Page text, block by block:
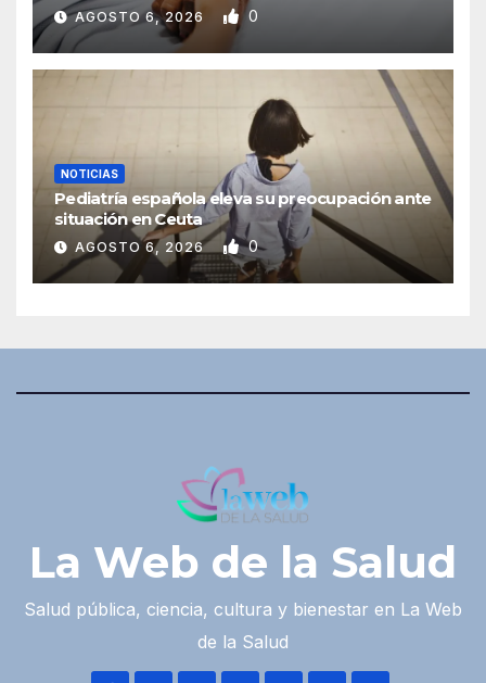
AGOSTO 6, 2026 0
NOTICIAS
Pediatría española eleva su preocupación ante
situación en Ceuta
AGOSTO 6, 2026 0
La Web de la Salud
Salud pública, ciencia, cultura y bienestar en La Web
de la Salud